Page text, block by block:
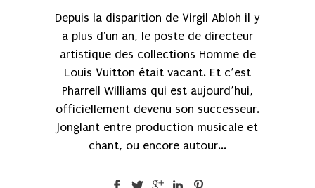
Depuis la disparition de Virgil Abloh il y
a plus d'un an, le poste de directeur
artistique des collections Homme de
Louis Vuitton était vacant. Et c’est
Pharrell Williams qui est aujourd’hui,
officiellement devenu son successeur.
Jonglant entre production musicale et
chant, ou encore autour...